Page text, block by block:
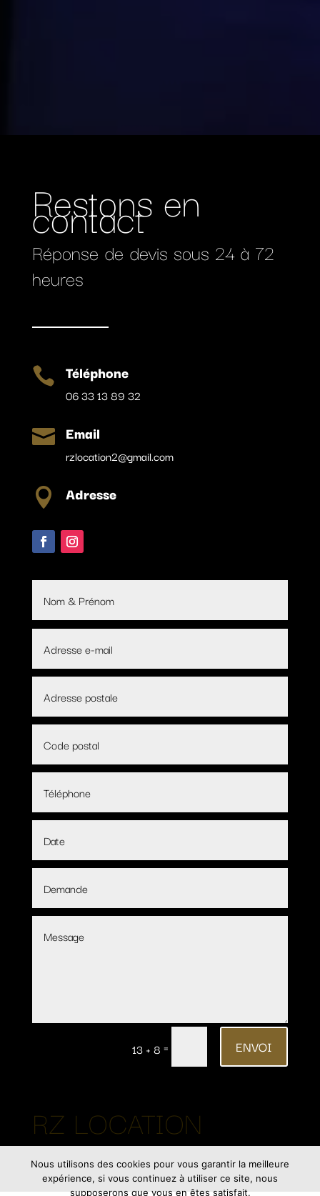
Restons en
contact
Réponse de devis sous 24 à 72
heures
 Téléphone
06 33 13 89 32
 Email
rzlocation2@gmail.com
 Adresse
13 + 8 = ENVOI
RZ LOCATION
Nous utilisons des cookies pour vous garantir la meilleure
expérience, si vous continuez à utiliser ce site, nous
supposerons que vous en êtes satisfait.